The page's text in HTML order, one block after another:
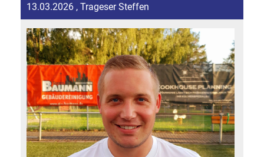
13.03.2026 , Trageser Steffen